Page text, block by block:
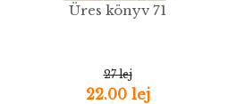
Üres könyv 71
27 lej
22.00 lej